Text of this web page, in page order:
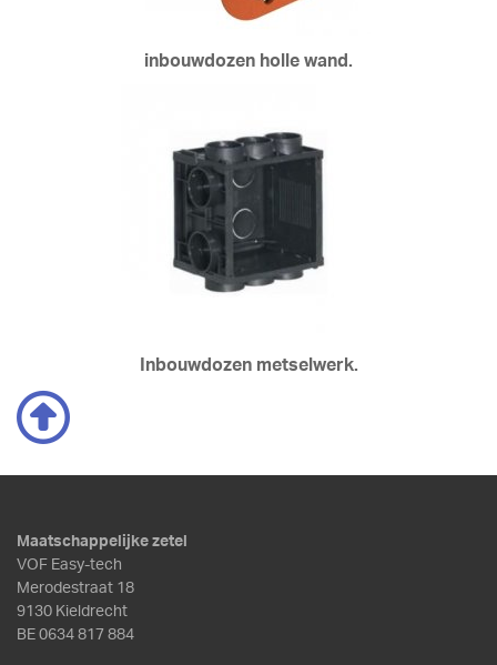
inbouwdozen holle wand.
Inbouwdozen metselwerk.
Maatschappelijke zetel
VOF Easy-tech
Merodestraat 18
9130 Kieldrecht
BE 0634 817 884